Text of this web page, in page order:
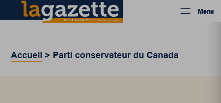
Menu
Accueil > Parti conservateur du Canada